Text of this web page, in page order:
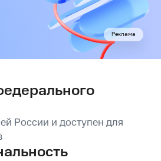
Реклама
России и доступен для